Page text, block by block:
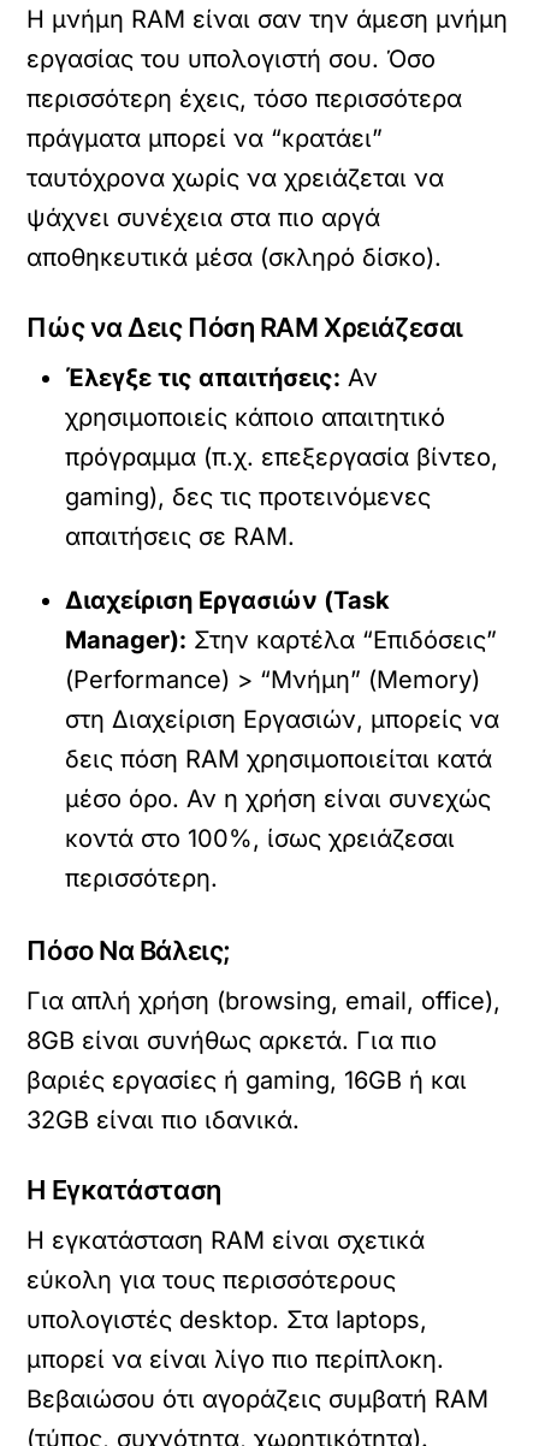
Η μνήμη RAM είναι σαν την άμεση μνήμη
εργασίας του υπολογιστή σου. Όσο
περισσότερη έχεις, τόσο περισσότερα
πράγματα μπορεί να “κρατάει”
ταυτόχρονα χωρίς να χρειάζεται να
ψάχνει συνέχεια στα πιο αργά
αποθηκευτικά μέσα (σκληρό δίσκο).
Πώς να Δεις Πόση RAM Χρειάζεσαι
Έλεγξε τις απαιτήσεις: Αν
χρησιμοποιείς κάποιο απαιτητικό
πρόγραμμα (π.χ. επεξεργασία βίντεο,
gaming), δες τις προτεινόμενες
απαιτήσεις σε RAM.
Διαχείριση Εργασιών (Task
Manager): Στην καρτέλα “Επιδόσεις”
(Performance) > “Μνήμη” (Memory)
στη Διαχείριση Εργασιών, μπορείς να
δεις πόση RAM χρησιμοποιείται κατά
μέσο όρο. Αν η χρήση είναι συνεχώς
κοντά στο 100%, ίσως χρειάζεσαι
περισσότερη.
Πόσο Να Βάλεις;
Για απλή χρήση (browsing, email, office),
8GB είναι συνήθως αρκετά. Για πιο
βαριές εργασίες ή gaming, 16GB ή και
32GB είναι πιο ιδανικά.
Η Εγκατάσταση
Η εγκατάσταση RAM είναι σχετικά
εύκολη για τους περισσότερους
υπολογιστές desktop. Στα laptops,
μπορεί να είναι λίγο πιο περίπλοκη.
Βεβαιώσου ότι αγοράζεις συμβατή RAM
(τύπος, συχνότητα, χωρητικότητα).